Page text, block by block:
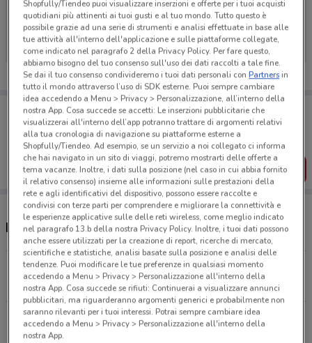
Ci dispiace, al momento non abbiamo pubblicato
volantini nella tua zona. Riprova più tardi.
Porta DoveConviene sempre con te!
Puoi trovare le migliori offerte dei negozi vicino a te,
salvarle e creare la tua lista del risparmio, comodamente
dal tuo cellulare.
SCARICA L’APP
Negozi VoltaNatura a Sesto San Giovanni
Via Rovani 84 Sesto San Giovanni
819 m
Piazza Trento E Trieste 11 Sesto San Giovanni
969 m
Shopfully/Tiendeo puoi visualizzare inserzioni e offerte per i tuoi acquisti
quotidiani più attinenti ai tuoi gusti e al tuo mondo. Tutto questo è
possibile grazie ad una serie di strumenti e analisi effettuate in base alle
tue attività all'interno dell'applicazione e sulle piattaforme collegate,
come indicato nel paragrafo 2 della Privacy Policy. Per fare questo,
abbiamo bisogno del tuo consenso sull'uso dei dati raccolti a tale fine.
Se dai il tuo consenso condivideremo i tuoi dati personali conPartnersin
tutto il mondo attraverso l’uso di SDK esterne. Puoi sempre cambiare
idea accedendo a Menu > Privacy > Personalizzazione, all’interno della
nostra App. Cosa succede se accetti: Le inserzioni pubblicitarie che
visualizzerai all'interno dell’app potranno trattare di argomenti relativi
alla tua cronologia di navigazione su piattaforme esterne a
Shopfully/Tiendeo. Ad esempio, se un servizio a noi collegato ci informa
che hai navigato in un sito di viaggi, potremo mostrarti delle offerte a
tema vacanze. Inoltre, i dati sulla posizione (nel caso in cui abbia fornito
il relativo consenso) insieme alle informazioni sulle prestazioni della
rete e agli identificativi del dispositivo, possono essere raccolte e
condivisi con terze parti per comprendere e migliorare la connettività e
le esperienze applicative sulle delle reti wireless, come meglio indicato
nel paragrafo 13.b della nostra Privacy Policy. Inoltre, i tuoi dati possono
anche essere utilizzati per la creazione di report, ricerche di mercato,
scientifiche e statistiche, analisi basate sulla posizione e analisi delle
tendenze. Puoi modificare le tue preferenze in qualsiasi momento
accedendo a Menu > Privacy > Personalizzazione all'interno della
nostra App. Cosa succede se rifiuti: Continuerai a visualizzare annunci
pubblicitari, ma riguarderanno argomenti generici e probabilmente non
saranno rilevanti per i tuoi interessi. Potrai sempre cambiare idea
accedendo a Menu > Privacy > Personalizzazione all'interno della
nostra App.